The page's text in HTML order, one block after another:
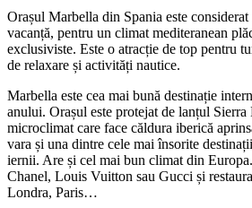
Orașul Marbella din Spania este
vacanță, pentru un climat mediteranean
exclusiviste. Este o atracție de top pentru
de relaxare și activități nautice.
Marbella este cea mai bună destinație
anului. Orașul este protejat de lanțul
microclimat care face căldura iberică
vara și una dintre cele mai însorite
iernii. Are și cel mai bun climat din
Chanel, Louis Vuitton sau Gucci și
Londra, Paris…